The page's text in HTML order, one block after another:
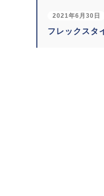
2021年6月30日
フレックスタ